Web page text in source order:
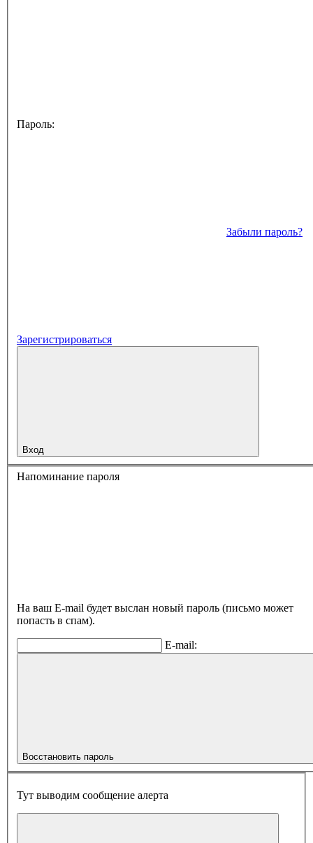
Пароль:
Забыли пароль?
Зарегистрироваться
Вход
Напоминание пароля
На ваш E-mail будет выслан новый пароль (письмо может
попасть в спам).
E-mail:
Восстановить пароль
Тут выводим сообщение алерта